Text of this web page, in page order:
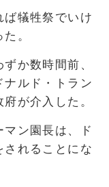
ば犠牲祭でいけ
。
か数時間前、
ナルド・トラン
が介入した。
ン園長は、ド
れることにな